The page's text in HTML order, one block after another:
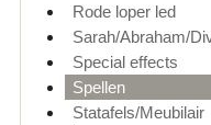
Rode loper led
Sarah/Abraham/
Special effects
Spellen
Statafels/Meubilair